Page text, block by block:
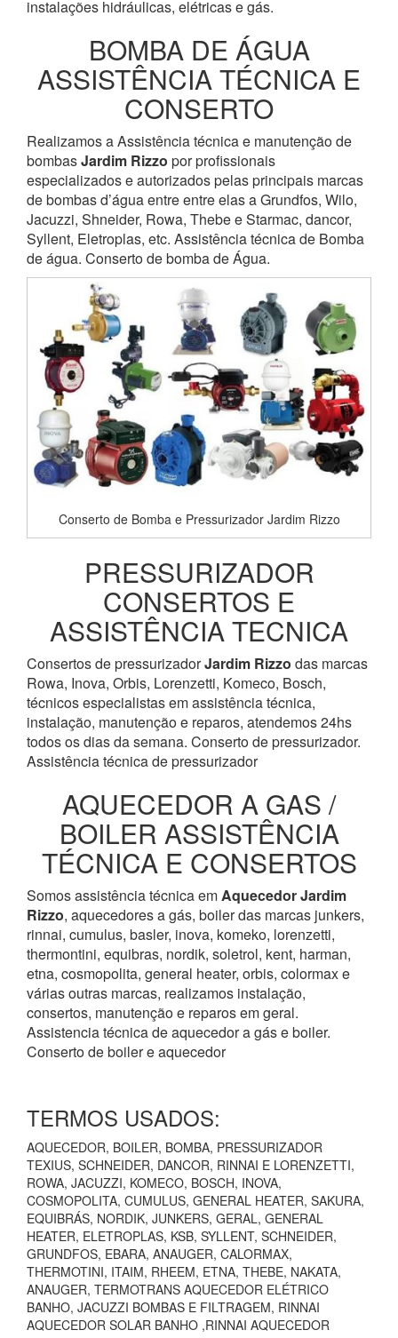
instalações hidráulicas, elétricas e gás.
BOMBA DE ÁGUA
ASSISTÊNCIA TÉCNICA E
CONSERTO
Realizamos a Assistência técnica e manutenção de
bombasJardim Rizzo por profissionais
especializados e autorizados pelas principais marcas
de bombas d’água entre entre elas a Grundfos, Wilo,
Jacuzzi, Shneider, Rowa, Thebe e Starmac, dancor,
Syllent, Eletroplas, etc. Assistência técnica de Bomba
de água. Conserto de bomba de Água.
Conserto de Bomba e Pressurizador Jardim Rizzo
PRESSURIZADOR
CONSERTOS E
ASSISTÊNCIA TECNICA
Consertos de pressurizadorJardim Rizzo das marcas
Rowa, Inova, Orbis, Lorenzetti, Komeco, Bosch,
técnicos especialistas em assistência técnica,
instalação, manutenção e reparos, atendemos 24hs
todos os dias da semana. Conserto de pressurizador.
Assistência técnica de pressurizador
AQUECEDOR A GAS /
BOILER ASSISTÊNCIA
TÉCNICA E CONSERTOS
Somos assistência técnica emAquecedorJardim
Rizzo, aquecedores a gás, boiler das marcas junkers,
rinnai, cumulus, basler, inova, komeko, lorenzetti,
thermontini, equibras, nordik, soletrol, kent, harman,
etna, cosmopolita, general heater, orbis, colormax e
várias outras marcas, realizamos instalação,
consertos, manutenção e reparos em geral.
Assistencia técnica de aquecedor a gás e boiler.
Conserto de boiler e aquecedor
TERMOS USADOS:
AQUECEDOR, BOILER, BOMBA, PRESSURIZADOR
TEXIUS, SCHNEIDER, DANCOR, RINNAI E LORENZETTI,
ROWA, JACUZZI, KOMECO, BOSCH, INOVA,
COSMOPOLITA, CUMULUS, GENERAL HEATER, SAKURA,
EQUIBRÁS, NORDIK, JUNKERS, GERAL, GENERAL
HEATER, ELETROPLAS, KSB, SYLLENT, SCHNEIDER,
GRUNDFOS, EBARA, ANAUGER, CALORMAX,
THERMOTINI, ITAIM, RHEEM, ETNA, THEBE, NAKATA,
ANAUGER, TERMOTRANS AQUECEDOR ELÉTRICO
BANHO, JACUZZI BOMBAS E FILTRAGEM, RINNAI
AQUECEDOR SOLAR BANHO ,RINNAI AQUECEDOR